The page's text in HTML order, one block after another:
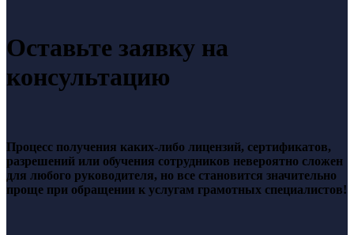
Оставьте заявку на
консультацию
Процесс получения каких-либо лицензий, сертификатов,
разрешений или обучения сотрудников невероятно сложен
для любого руководителя, но все становится значительно
проще при обращении к услугам грамотных специалистов!